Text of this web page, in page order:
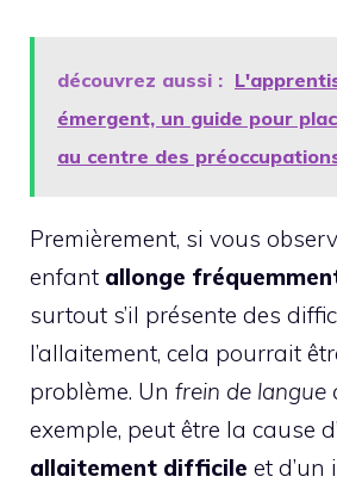
découvrez aussi :
émergent, un guide pour
au centre des
Premièrement, si vous
enfant allonge
surtout s’il présente des
l’allaitement, cela pourrait
problème. Un frein de langue
exemple, peut être la cause
allaitement difficile et